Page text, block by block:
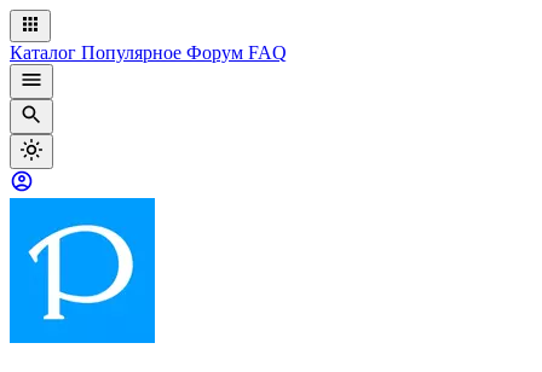
Каталог Популярное Форум FAQ